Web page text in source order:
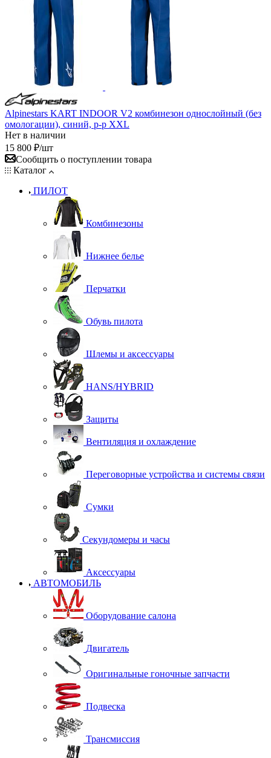
Alpinestars KART INDOOR V2 комбинезон однослойный (без
омологации), синий, р-р XXL
Нет в наличии
15 800 ₽/шт
Сообщить о поступлении товара
Каталог
ПИЛОТ
Комбинезоны
Нижнее белье
Перчатки
Обувь пилота
Шлемы и аксессуары
HANS/HYBRID
Защиты
Вентиляция и охлаждение
Переговорные устройства и системы связи
Сумки
Секундомеры и часы
Аксессуары
АВТОМОБИЛЬ
Оборудование салона
Двигатель
Оригинальные гоночные запчасти
Подвеска
Трансмиссия